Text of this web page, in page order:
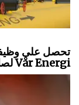
لصالح شركة Vår Energi